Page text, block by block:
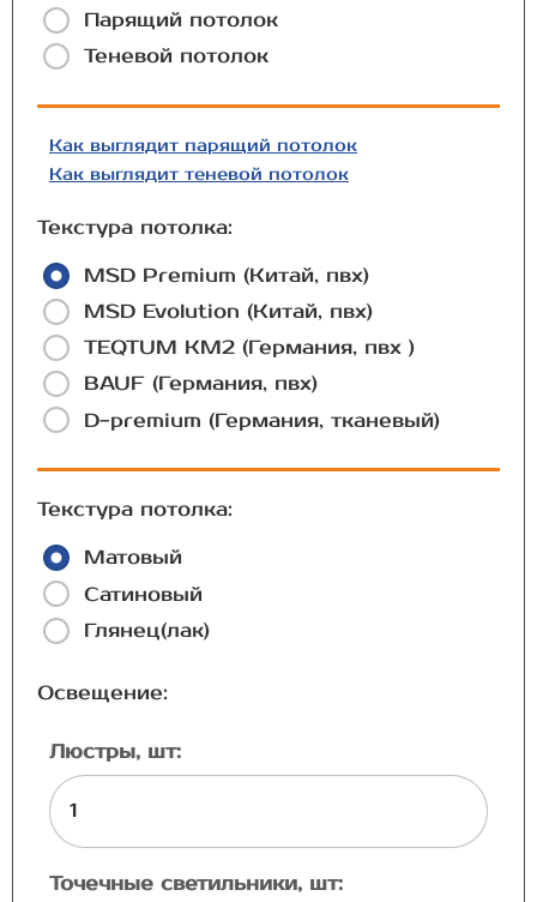
Парящий потолок
Теневой потолок
Как выглядит парящий потолок
Как выглядит теневой потолок
Текстура потолка:
MSD Premium (Китай, пвх)
MSD Evolution (Китай, пвх)
TEQTUM КМ2 (Германия, пвх )
BAUF (Германия, пвх)
D-premium (Германия, тканевый)
Текстура потолка:
Матовый
Сатиновый
Глянец(лак)
Освещение:
Люстры, шт:
Точечные светильники, шт: